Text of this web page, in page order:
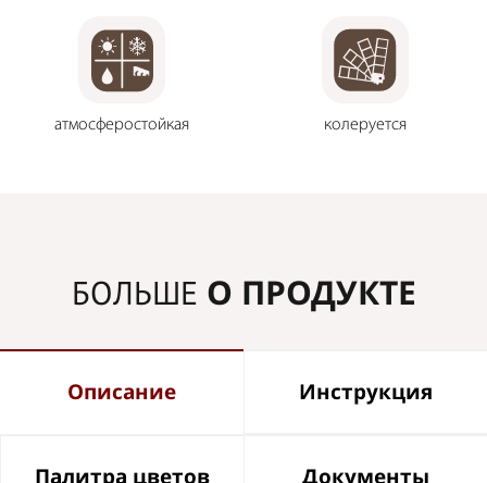
атмосферостойкая колеруется
БОЛЬШЕ О ПРОДУКТЕ
Описание Инструкция
Палитра цветов Документы